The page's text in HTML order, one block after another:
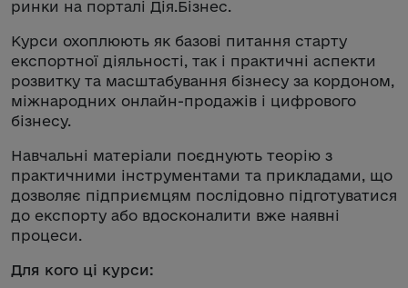
ринки на порталі Дія.Бізнес.
Курси охоплюють як базові питання старту
експортної діяльності, так і практичні аспекти
розвитку та масштабування бізнесу за кордоном,
міжнародних онлайн-продажів і цифрового
бізнесу.
Навчальні матеріали поєднують теорію з
практичними інструментами та прикладами, що
дозволяє підприємцям послідовно підготуватися
до експорту або вдосконалити вже наявні
процеси.
Для кого ці курси: